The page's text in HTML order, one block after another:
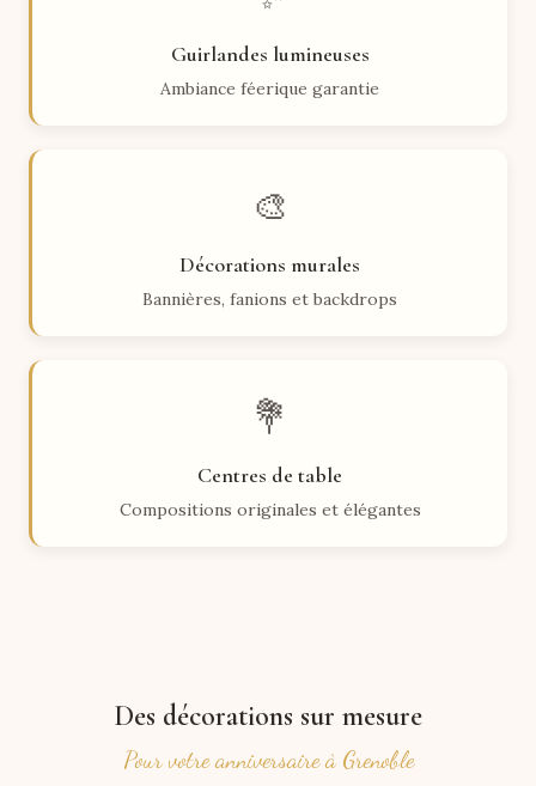
Guirlandes lumineuses
Ambiance féerique garantie
🎨
Décorations murales
Bannières, fanions et backdrops
💐
Centres de table
Compositions originales et élégantes
Des décorations sur mesure
Pour votre anniversaire à Grenoble